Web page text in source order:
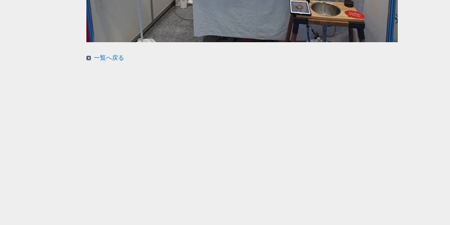
一覧へ戻る